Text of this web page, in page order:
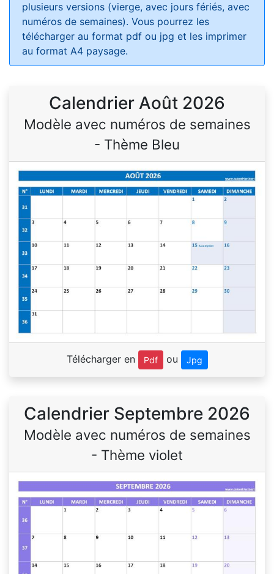
plusieurs versions (vierge, avec jours fériés, avec
numéros de semaines). Vous pourrez les
télécharger au format pdf ou jpg et les imprimer
au format A4 paysage.
Calendrier Août 2026
Modèle avec numéros de semaines
- Thème Bleu
Télécharger en Pdf ou Jpg
Calendrier Septembre 2026
Modèle avec numéros de semaines
- Thème violet